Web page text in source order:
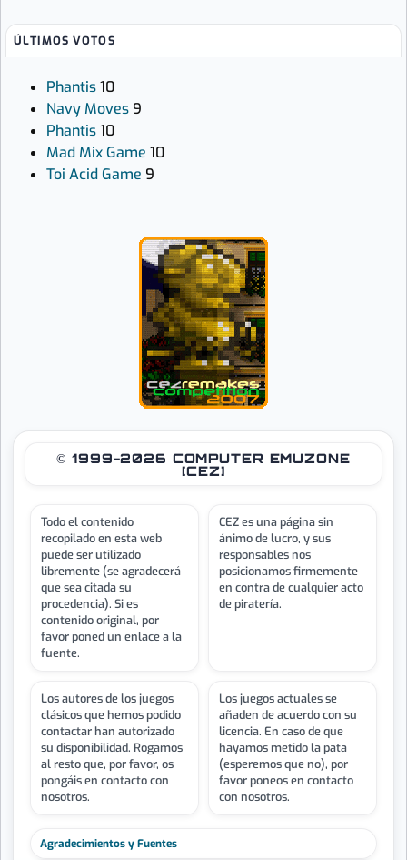
ÚLTIMOS VOTOS
Phantis10
Navy Moves 9
Phantis10
Mad Mix Game 10
Toi Acid Game 9
© 1999-2026 COMPUTER EMUZONE
[CEZ]
Todo el contenido
recopilado en esta web
puede ser utilizado
libremente (se agradecerá
que sea citada su
procedencia). Si es
contenido original, por
favor poned un enlace a la
fuente.
CEZ es una página sin
ánimo de lucro, y sus
responsables nos
posicionamos firmemente
en contra de cualquier acto
de piratería.
Los autores de los juegos
clásicos que hemos podido
contactar han autorizado
su disponibilidad. Rogamos
al resto que, por favor, os
pongáis en contacto con
nosotros.
Los juegos actuales se
añaden de acuerdo con su
licencia. En caso de que
hayamos metido la pata
(esperemos que no), por
favor poneos en contacto
con nosotros.
Agradecimientos y Fuentes